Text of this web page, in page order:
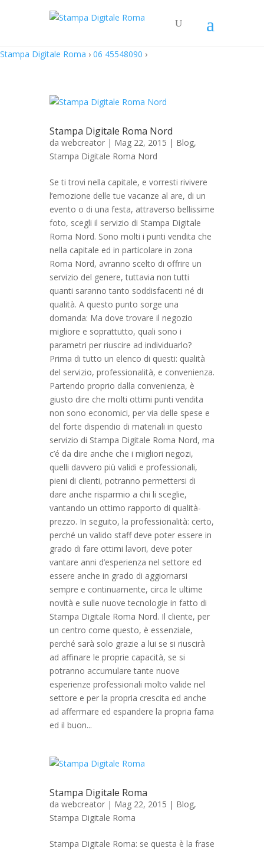
Stampa Digitale Roma › 06 45548090 ›
Stampa Digitale Roma Nord
da webcreator | Mag 22, 2015 | Blog,
Stampa Digitale Roma Nord
Se ti trovi nella capitale, e vorresti rivivere
l’emozione delle tue vacanze al are, di un
evento o di una festa, attraverso bellissime
foto, scegli il servizio di Stampa Digitale
Roma Nord. Sono molti i punti vendita che
nella capitale ed in particolare in zona
Roma Nord, avranno scelto di offrire un
servizio del genere, tuttavia non tutti
quanti saranno tanto soddisfacenti né di
qualità. A questo punto sorge una
domanda: Ma dove trovare il negozio
migliore e soprattutto, quali sono i
parametri per riuscire ad individuarlo?
Prima di tutto un elenco di questi: qualità
del servizio, professionalità, e convenienza.
Partendo proprio dalla convenienza, è
giusto dire che molti ottimi punti vendita
non sono economici, per via delle spese e
del forte dispendio di materiali in questo
servizio di Stampa Digitale Roma Nord, ma
c’é da dire anche che i migliori negozi,
quelli davvero più validi e professionali,
pieni di clienti, potranno permettersi di
dare anche risparmio a chi li sceglie,
vantando un ottimo rapporto di qualità-
prezzo. In seguito, la professionalità: certo,
perché un valido staff deve poter essere in
grado di fare ottimi lavori, deve poter
vantare anni d’esperienza nel settore ed
essere anche in grado di aggiornarsi
sempre e continuamente, circa le ultime
novità e sulle nuove tecnologie in fatto di
Stampa Digitale Roma Nord. Il cliente, per
un centro come questo, è essenziale,
perché sarà solo grazie a lui se si riuscirà
ad affinare le proprie capacità, se si
potranno accumulare tante nuove
esperienze professionali molto valide nel
settore e per la propria crescita ed anche
ad affermare ed espandere la propria fama
ed il buon...
Stampa Digitale Roma
da webcreator | Mag 22, 2015 | Blog,
Stampa Digitale Roma
Stampa Digitale Roma: se questa è la frase